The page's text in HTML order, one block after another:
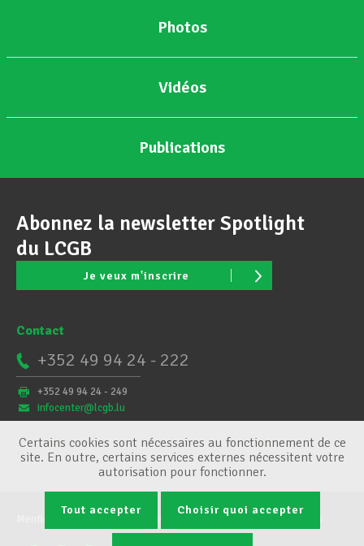
Photos
Vidéos
Publications
Abonnez la newsletter Spotlight
du LCGB
Je veux m'inscrire
Contact
+352 49 94 24 - 222
+352 49 94 24 - 249
infocenter@lcgb.lu
Conditions générales Gestion des cookies
Certains cookies sont nécessaires au fonctionnement de ce
site. En outre, certains services externes nécessitent votre
autorisation pour fonctionner.
Tout accepter Choisir quoi accepter